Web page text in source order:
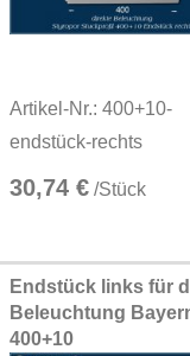
Artikel-Nr.: 400+10-
endstück-rechts
30,74 € /Stück
Endstück links für
Beleuchtung
400+10